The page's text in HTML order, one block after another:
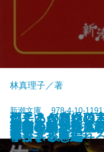
火車
再生の朝
燃えあがる緑
動く―
不実な美女か貞
燃えあがる緑
い主」が殴られ
薬指の標本
こころの声を聴
集―
予告された殺人
空の色紙
素晴らしき家族
林真理子／著
新潮文庫 978-4-10-
ストックホルム
ストックホルム
雀の手帖
人びとのかたち
ムーン・パレス
晏子〔三〕
晏子〔四〕
両手いっぱいの
ォリズム―
ねじまき鳥クロ
棒かささぎ編―
ねじまき鳥ク
予言する鳥編―